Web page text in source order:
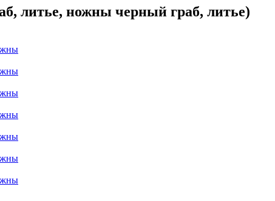
литье, ножны черный граб, литье)